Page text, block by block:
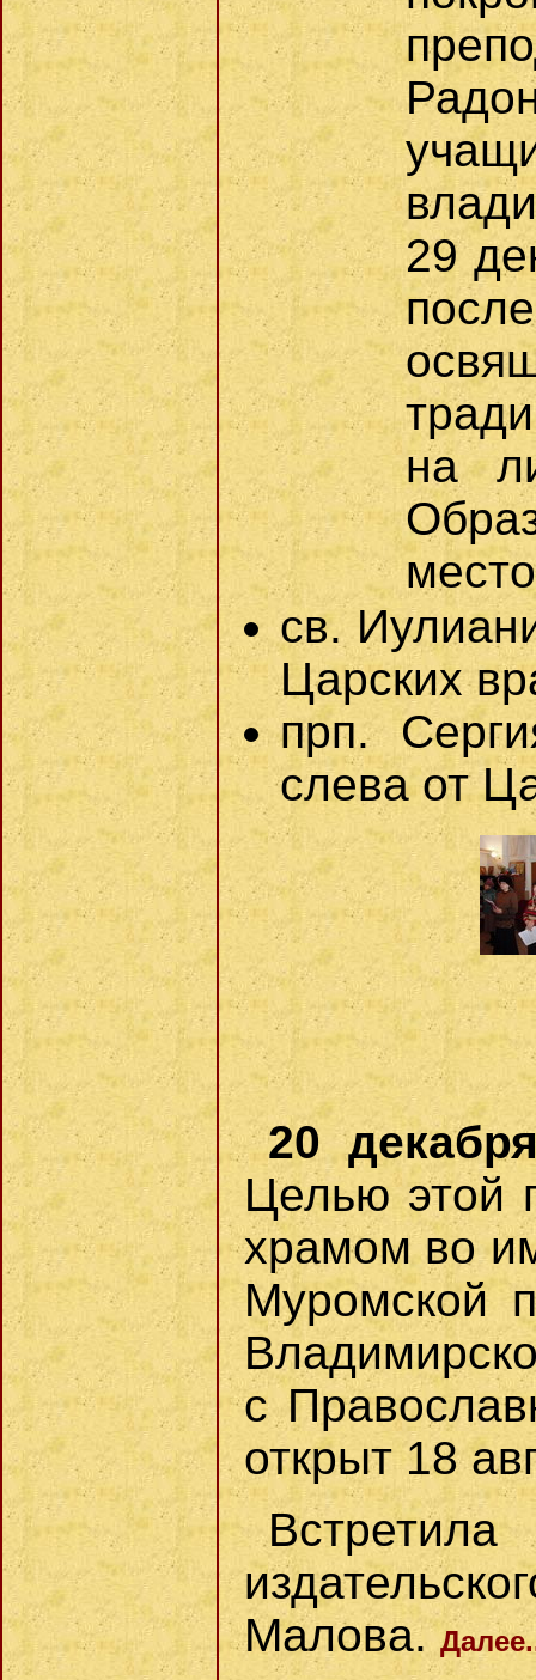
29
на
св.
Царских
прп.
слева от
20
Целью этой
храмом во
Муромской
с
открыт 18
Малова.